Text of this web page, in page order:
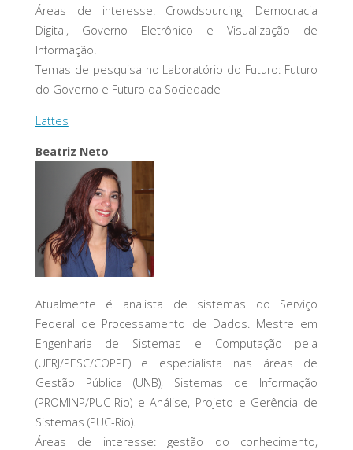
Áreas de interesse: Crowdsourcing, Democracia
Digital, Governo Eletrônico e Visualização de
Informação.
Temas de pesquisa no Laboratório do Futuro: Futuro
do Governo e Futuro da Sociedade
Lattes
Beatriz Neto
Atualmente é analista de sistemas do Serviço
Federal de Processamento de Dados. Mestre em
Engenharia de Sistemas e Computação pela
(UFRJ/PESC/COPPE) e especialista nas áreas de
Gestão Pública (UNB), Sistemas de Informação
(PROMINP/PUC-Rio) e Análise, Projeto e Gerência de
Sistemas (PUC-Rio).
Áreas de interesse: gestão do conhecimento,